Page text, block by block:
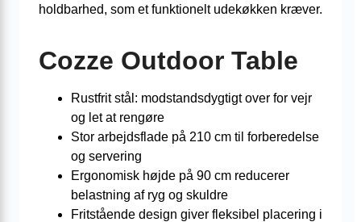
holdbarhed, som et funktionelt udekøkken kræver.
Cozze Outdoor Table
Rustfrit stål: modstandsdygtigt over for vejr
og let at rengøre
Stor arbejdsflade på 210 cm til forberedelse
og servering
Ergonomisk højde på 90 cm reducerer
belastning af ryg og skuldre
Fritstående design giver fleksibel placering i